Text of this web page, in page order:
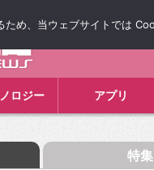
ロジー アプリ
特集
ため、当ウェブサイトでは